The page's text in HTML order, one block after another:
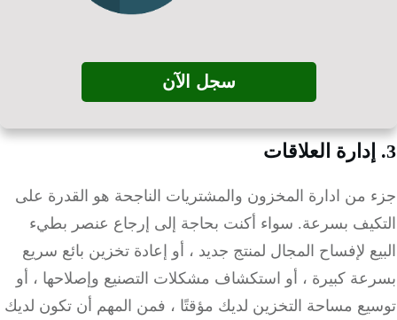
سجل الآن
من ادارة المخزون والمشتريات الناجحة هو القدرة على
بسرعة.سواء أكنت بحاجة إلى إرجاع عنصر بطيء
لإفساح المجال لمنتج جديد ، أو إعادة تخزين بائع سريع
كبيرة ، أو استكشاف مشكلات التصنيع وإصلاحها ، أو
مساحة التخزين لديك مؤقتًا ، فمن المهم أن تكون لديك